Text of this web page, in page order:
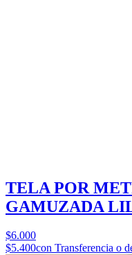
TELA POR
GAMUZADA
$6.000
$5.400con Transferencia o